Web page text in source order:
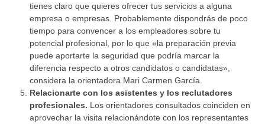
tienes claro que quieres ofrecer tus servicios a alguna
empresa o empresas. Probablemente dispondrás de poco
tiempo para convencer a los empleadores sobre tu
potencial profesional, por lo que «la preparación previa
puede aportarte la seguridad que podría marcar la
diferencia respecto a otros candidatos o candidatas»,
considera la orientadora Mari Carmen García.
Relacionarte con los asistentes y los reclutadores
profesionales. Los orientadores consultados coinciden en
aprovechar la visita relacionándote con los representantes